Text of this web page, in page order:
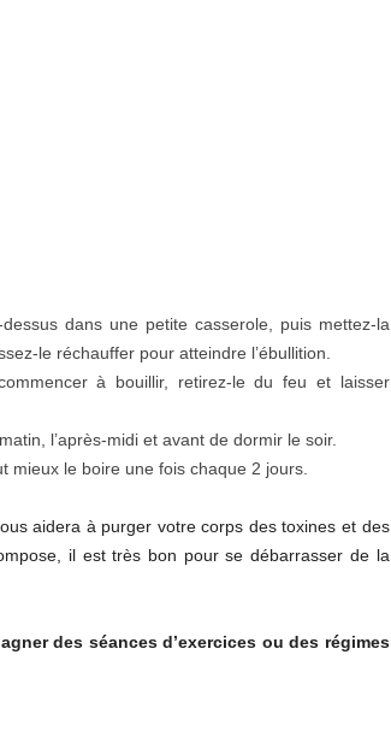
dans une petite casserole, puis mettez-la
le réchauffer pour atteindre l’ébullition.
à bouillir, retirez-le du feu et laisser
l’après-midi et avant de dormir le soir.
mieux le boire une fois chaque 2 jours.
aidera à purger votre corps des toxines et des
il est très bon pour se débarrasser de la
des séances d’exercices ou des régimes